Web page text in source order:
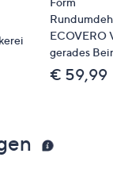
ECOVERO
gerades
€ 59,99